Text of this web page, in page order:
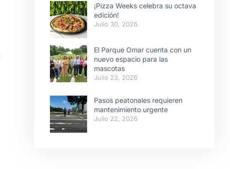
¡Pizza Weeks celebra su octava
edición!
Julio 30, 2026
El Parque Omar cuenta con un
nuevo espacio para las
mascotas
Julio 23, 2026
Pasos peatonales requieren
mantenimiento urgente
Julio 22, 2026